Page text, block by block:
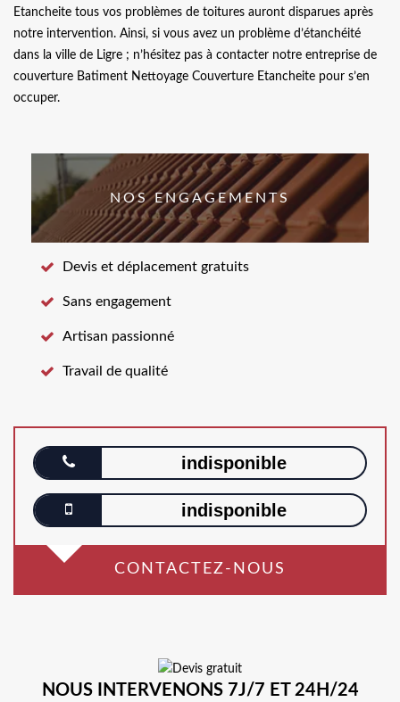
Etancheite tous vos problèmes de toitures auront disparues après
notre intervention. Ainsi, si vous avez un problème d’étanchéité
dans la ville de Ligre ; n’hésitez pas à contacter notre entreprise de
couverture Batiment Nettoyage Couverture Etancheite pour s’en
occuper.
NOS ENGAGEMENTS
Devis et déplacement gratuits
Sans engagement
Artisan passionné
Travail de qualité
indisponible
indisponible
CONTACTEZ-NOUS
NOUS INTERVENONS 7J/7 ET 24H/24